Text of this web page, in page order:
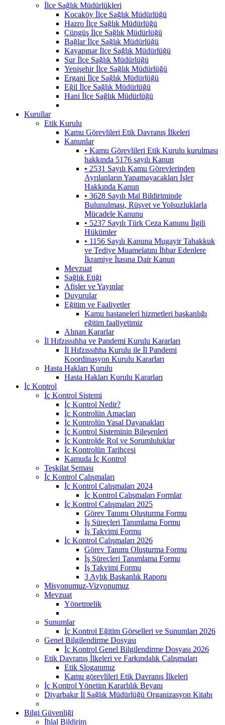
İlçe Sağlık Müdürlükleri
Kocaköy İlçe Sağlık Müdürlüğü
Hazro İlçe Sağlık Müdürlüğü
Çüngüş İlçe Sağlık Müdürlüğü
Bağlar İlçe Sağlık Müdürlüğü
Kayapınar İlçe Sağlık Müdürlüğü
Sur İlçe Sağlık Müdürlüğü
Yenişehir İlçe Sağlık Müdürlüğü
Ergani İlçe Sağlık Müdürlüğü
Eğil İlçe Sağlık Müdürlüğü
Hani İlçe Sağlık Müdürlüğü
Kurullar
Etik Kurulu
Kamu Görevlileri Etik Davranış İlkeleri
Kanunlar
• Kamu Görevlileri Etik Kurulu kurulması
hakkında 5176 sayılı Kanun
• 2531 Sayılı Kamu Görevlerinden
Ayrılanların Yapamayacakları İşler
Hakkında Kanun
• 3628 Sayılı Mal Bildiriminde
Bulunulması, Rüşvet ve Yolsuzluklarla
Mücadele Kanunu
• 5237 Sayılı Türk Ceza Kanunu İlgili
Hükümler
• 1156 Sayılı Kanuna Mugayir Tahakkuk
ve Tediye Muamelatını İhbar Edenlere
İkramiye İtasına Dair Kanun
Mevzuat
Sağlık Etiği
Afişler ve Yayınlar
Duyurular
Eğitim ve Faaliyetler
Kamu hastaneleri hizmetleri başkanlığı
eğitim faaliyetimiz
Alınan Kararlar
İl Hıfzıssıhha ve Pandemi Kurulu Kararları
İl Hıfzıssıhha Kurulu ile İl Pandemi
Koordinasyon Kurulu Kararları
Hasta Hakları Kurulu
Hasta Hakları Kurulu Kararları
İç Kontrol
İç Kontrol Sistemi
İç Kontrol Nedir?
İç Kontrolün Amaçları
İç Kontrolün Yasal Dayanakları
İç Kontrol Sisteminin Bileşenleri
İç Kontrolde Rol ve Sorumluluklar
İç Kontrolün Tarihçesi
Kamuda İç Kontrol
Teşkilat Şeması
İç Kontrol Çalışmaları
İç Kontrol Çalışmaları 2024
İç Kontrol Çalışmaları Formlar
İç Kontrol Çalışmaları 2025
Görev Tanımı Oluşturma Formu
İş Süreçleri Tanımlama Formu
İş Takvimi Formu
İç Kontrol Çalışmaları 2026
Görev Tanımı Oluşturma Formu
İş Süreçleri Tanımlama Formu
İş Takvimi Formu
3 Aylık Başkanlık Raporu
Misyonumuz-Vizyonumuz
Mevzuat
Yönetmelik
Sunumlar
İç Kontrol Eğitim Görselleri ve Sunumları 2026
Genel Bilgilendirme Dosyası
İç Kontrol Genel Bilgilendirme Dosyası 2026
Etik Davranış İlkeleri ve Farkındalık Çalışmaları
Etik Sloganımız
Kamu görevlileri Etik Davranış İlkeleri
İç Kontrol Yönetim Kararlılık Beyanı
Diyarbakır İl Sağlık Müdürlüğü Organizasyon Kitabı
Bilgi Güvenliği
İhlal Bildirim